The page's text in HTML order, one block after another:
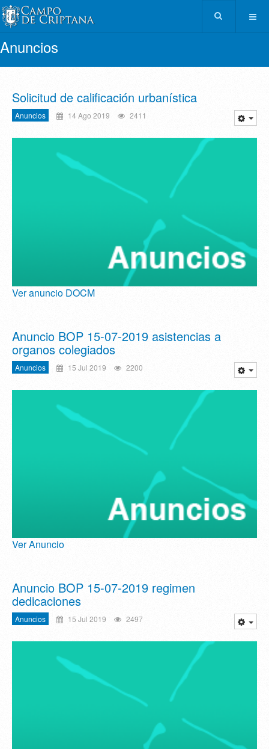
Anuncios
Solicitud de calificación urbanística
Anuncios 14 Ago 2019 2411
Ver anuncio DOCM
Anuncio BOP 15-07-2019 asistencias a
organos colegiados
Anuncios 15 Jul 2019 2200
Ver Anuncio
Anuncio BOP 15-07-2019 regimen
dedicaciones
Anuncios 15 Jul 2019 2497